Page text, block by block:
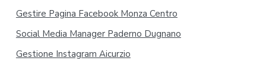
Gestire Pagina Facebook Monza Centro
Social Media Manager Paderno Dugnano
Gestione Instagram Aicurzio